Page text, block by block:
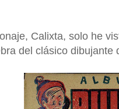
Calixta, solo he
del clásico dibujante